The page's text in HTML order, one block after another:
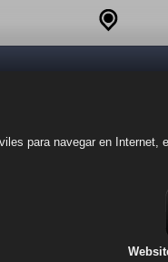
para navegar en